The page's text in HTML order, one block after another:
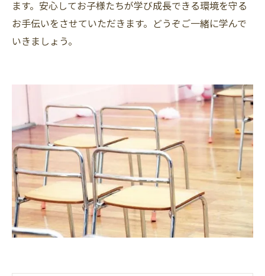
ます。安心してお子様たちが学び成長できる環境を守る
お手伝いをさせていただきます。どうぞご一緒に学んで
いきましょう。